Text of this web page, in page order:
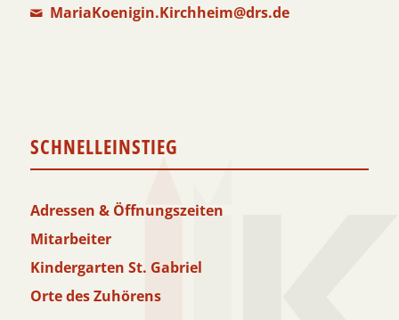
MariaKoenigin.Kirchheim@drs.de
SCHNELLEINSTIEG
Adressen & Öffnungszeiten
Mitarbeiter
Kindergarten St. Gabriel
Orte des Zuhörens